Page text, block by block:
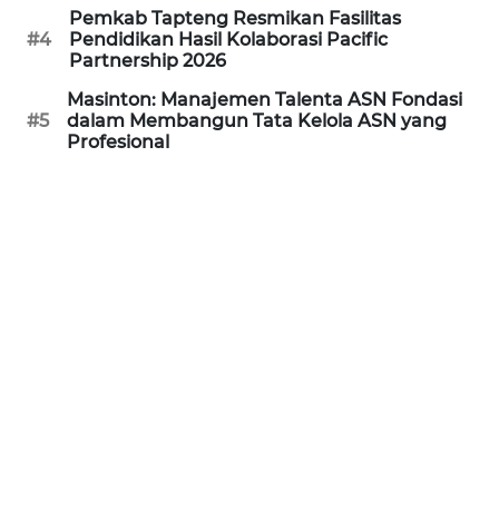
#4
Pemkab Tapteng Resmikan Fasilitas
Pendidikan Hasil Kolaborasi Pacific
Partnership 2026
#5
Masinton: Manajemen Talenta ASN Fondasi
dalam Membangun Tata Kelola ASN yang
Profesional
PURWAKARTA
WN
PRIANGAN
TIMUR